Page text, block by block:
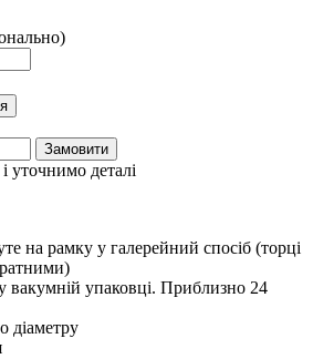
Замовити
деталі
на рамку у галерейний спосіб (торці
вакумній упаковці. Приблизно 24
діаметру